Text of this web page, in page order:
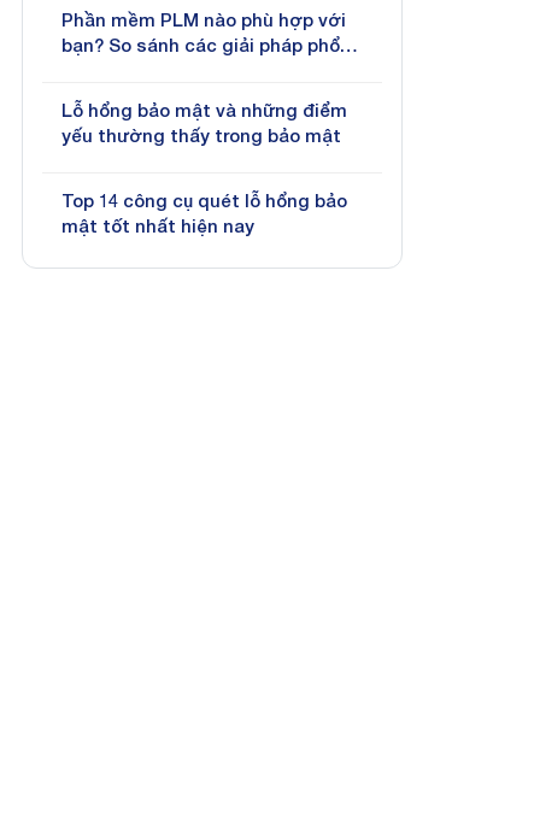
Phần mềm PLM nào phù hợp với
bạn? So sánh các giải pháp phổ
Lỗ hổng bảo mật và những điểm
yếu thường thấy trong bảo mật
Top 14 công cụ quét lỗ hổng bảo
mật tốt nhất hiện nay